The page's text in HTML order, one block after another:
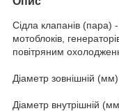
Сідла клапанів (пара)
мотоблоків,
повітряним
Діаметр зовнішній
Діаметр внутрішній